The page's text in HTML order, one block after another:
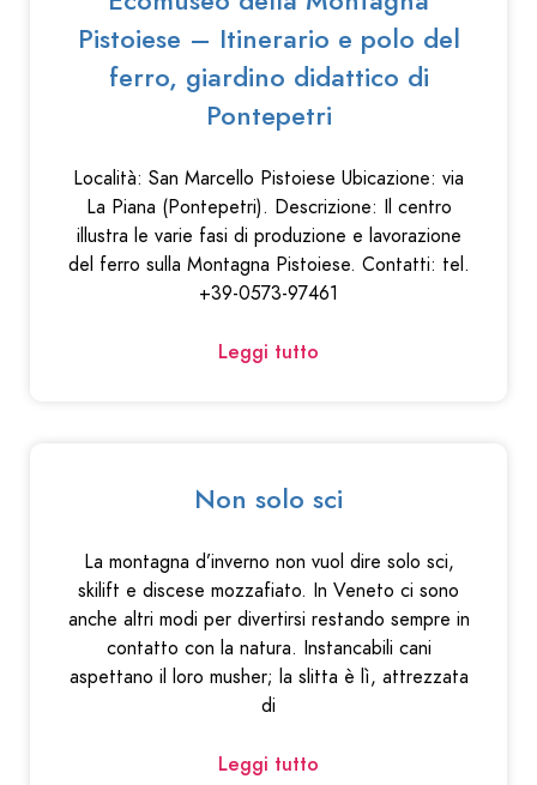
Pistoiese – Itinerario e polo del
ferro, giardino didattico di
Pontepetri
Località: San Marcello Pistoiese Ubicazione: via
La Piana (Pontepetri). Descrizione: Il centro
illustra le varie fasi di produzione e lavorazione
del ferro sulla Montagna Pistoiese. Contatti: tel.
+39-0573-97461
Leggi tutto
Non solo sci
La montagna d’inverno non vuol dire solo sci,
skilift e discese mozzafiato. In Veneto ci sono
anche altri modi per divertirsi restando sempre in
contatto con la natura. Instancabili cani
aspettano il loro musher; la slitta è lì, attrezzata
di
Leggi tutto